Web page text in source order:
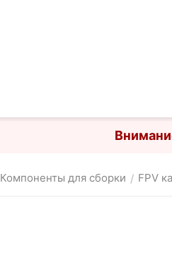
Компоненты для сборки / FPV